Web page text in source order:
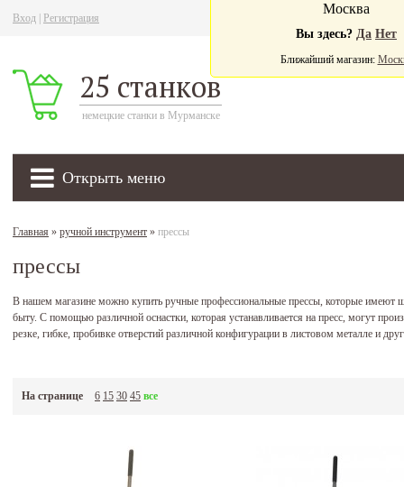
Вход Регистрация
25 станков
немецкие станки в Мурманске
Открыть меню
Москва
Вы здесь? Да Нет
Ближайший магазин:
Главная » ручной инструмент » прессы
прессы
В нашем магазине можно купить ручные профессиональные прессы, которые имеют
быту. С помощью различной оснастки, которая устанавливается на пресс, могут
резке, гибке, пробивке отверстий различной конфигурации в листовом металле и
На странице 6 15 30 45 все